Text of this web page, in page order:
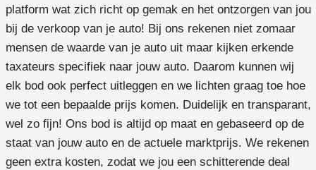
platform wat zich richt op gemak en het ontzorgen van jou
bij de verkoop van je auto! Bij ons rekenen niet zomaar
mensen de waarde van je auto uit maar kijken erkende
taxateurs specifiek naar jouw auto. Daarom kunnen wij
elk bod ook perfect uitleggen en we lichten graag toe hoe
we tot een bepaalde prijs komen. Duidelijk en transparant,
wel zo fijn! Ons bod is altijd op maat en gebaseerd op de
staat van jouw auto en de actuele marktprijs. We rekenen
geen extra kosten, zodat we jou een schitterende deal